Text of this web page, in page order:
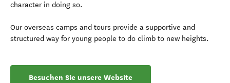
character in doing so.
Our overseas camps and tours provide a supportive and
structured way for young people to do climb to new heights.
Besuchen Sie unsere Website